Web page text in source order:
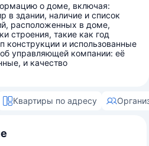
о доме, включая:
в здании, наличие и список
расположенных в доме,
строения, такие как год
конструкции и использованные
управляющей компании: её
и качество
Квартиры по адресу